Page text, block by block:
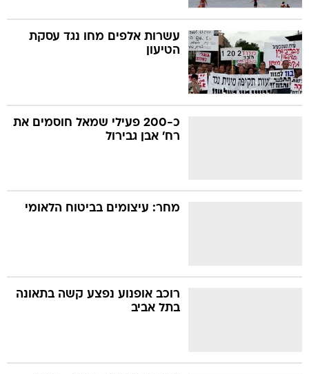
עשרות אלפים מחו נגד עסקת
הטיעון
כ-200 פעילי שמאל חוסמים את
רח' אבן גבירול
מחר: עיצומים בביטוח הלאומי
רוכב אופנוע נפצע קשה בתאונה
בתל אביב